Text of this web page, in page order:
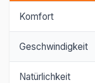
Komfort
Geschwindigkeit
Natürlichkeit